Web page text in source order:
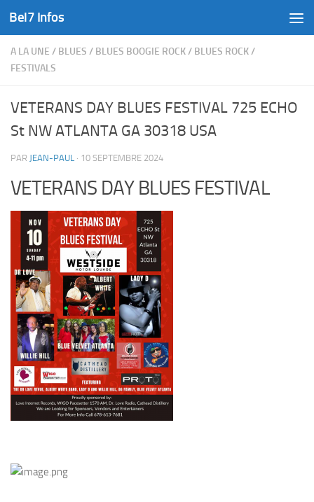
Skip to content
Bel7 Infos
A LA UNE / BLUES / BLUES BOOGIE ROCK/ BLUES ROCK/
FESTIVALS
VETERANS DAY BLUES FESTIVAL 725 ECHO
St NW ATLANTA GA 30318 USA
PAR JEAN-PAUL · 10 SEPTEMBRE 2024
VETERANS DAY BLUES FESTIVAL